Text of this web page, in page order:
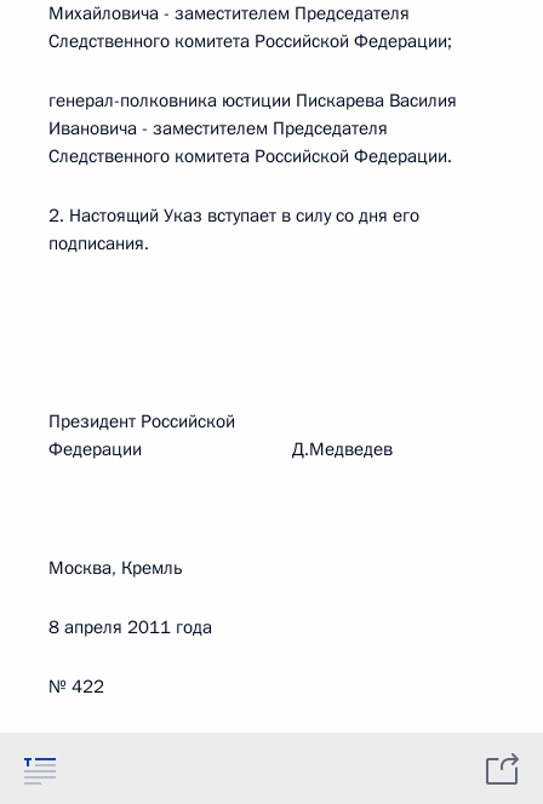
Михайловича - заместителем Председателя
Следственного комитета Российской Федерации;
генерал-полковника юстиции Пискарева Василия
Ивановича - заместителем Председателя
Следственного комитета Российской Федерации.
2. Настоящий Указ вступает в силу со дня его
подписания.
Президент Российской
Федерации Д.Медведев
Москва, Кремль
8 апреля 2011 года
№ 422